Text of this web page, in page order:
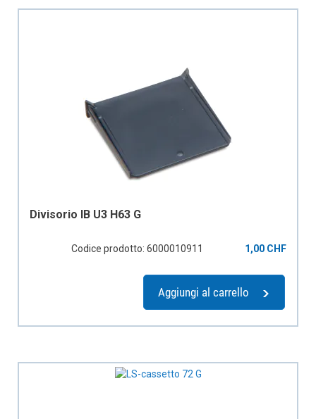
Divisorio IB U3 H63 G
Codice prodotto: 6000010911 1,00 CHF
Aggiungi al carrello